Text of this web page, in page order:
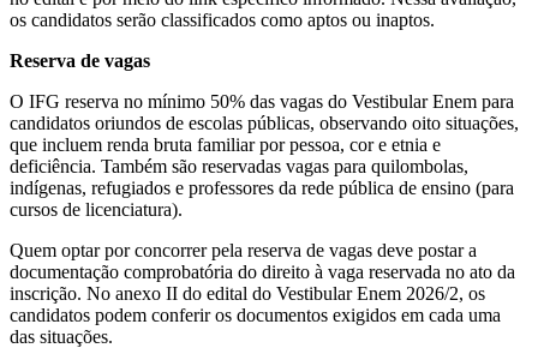
os candidatos serão classificados como aptos ou inaptos.
Reserva de vagas
O IFG reserva no mínimo 50% das vagas do Vestibular Enem para
candidatos oriundos de escolas públicas, observando oito situações,
que incluem renda bruta familiar por pessoa, cor e etnia e
deficiência. Também são reservadas vagas para quilombolas,
indígenas, refugiados e professores da rede pública de ensino (para
cursos de licenciatura).
Quem optar por concorrer pela reserva de vagas deve postar a
documentação comprobatória do direito à vaga reservada no ato da
inscrição. No anexo II do edital do Vestibular Enem 2026/2, os
candidatos podem conferir os documentos exigidos em cada uma
das situações.